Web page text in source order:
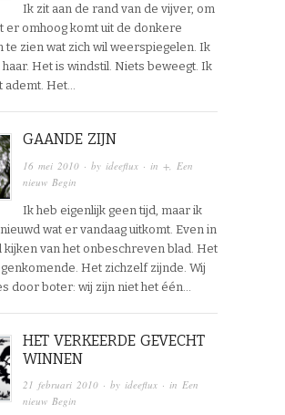
Ik zit aan de rand van de vijver, om
er omhoog komt uit de donkere
te zien wat zich wil weerspiegelen. Ik
Het is windstil. Niets beweegt. Ik
ademt. Het…
GAANDE ZIJN
16 mei 2010 · by ideeflux · in+ Een
nieuw Begin
Ik heb eigenlijk geen tijd, maar ik
wat er vandaag uitkomt. Even in
kijken van het onbeschreven blad. Het
Het zichzelf zijnde. Wij
door boter: wij zijn niet het één…
HET VERKEERDE GEVECHT
WINNEN
21 februari 2010 · byideeflux · inEen
nieuw Begin